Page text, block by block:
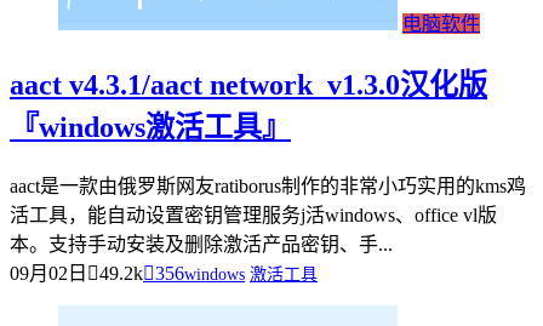
电脑软件
aact v4.3.1/aact network_v1.3.0汉化版
『windows激活工具』
aact是一款由俄罗斯网友ratiborus制作的非常小巧实用的kms鸡
活工具，能自动设置密钥管理服务j活windows、office vl版
本。支持手动安装及删除激活产品密钥、手...
09月02日
49.2k 356windows 激活工具